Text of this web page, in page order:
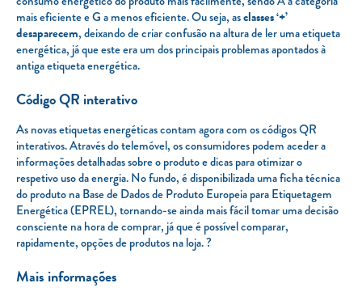
mais eficiente e G a menos eficiente. Ou seja, asclasses ‘+’
desaparecem, deixando de criar confusão na altura de ler uma etiqueta
energética, já que este era um dos principais problemas apontados à
antiga etiqueta energética.
Código QR interativo
As novas etiquetas energéticas contam agora com os códigos QR
interativos. Através do telemóvel, os consumidores podem aceder a
informações detalhadas sobre o produto e dicas para otimizar o
respetivo uso da energia. No fundo, é disponibilizada uma ficha técnica
do produto na Base de Dados de Produto Europeia para Etiquetagem
Energética (EPREL), tornando-se ainda mais fácil tomar uma decisão
consciente na hora de comprar, já que é possível comparar,
rapidamente, opções de produtos na loja. ?
Mais informações